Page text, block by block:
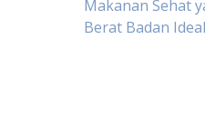
Post
Makanan Sehat
Berat Badan Ideal